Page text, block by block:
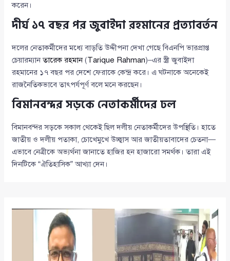
করেন।
দীর্ঘ ১৭ বছর পর জুবাইদা রহমানের প্রত্যাবর্তন
দলের নেতাকর্মীদের মধ্যে বাড়তি উদ্দীপনা দেখা গেছে বিএনপি ভারপ্রাপ্ত
চেয়ারম্যানতারেক রহমান(Tarique Rahman)–এর স্ত্রী জুবাইদা
রহমানের ১৭ বছর পর দেশে ফেরাকে কেন্দ্র করে। এ ঘটনাকে অনেকেই
রাজনৈতিকভাবে তাৎপর্যপূর্ণ বলে মনে করছেন।
বিমানবন্দর সড়কে নেতাকর্মীদের ঢল
বিমানবন্দর সড়কে সকাল থেকেই ছিল দলীয় নেতাকর্মীদের উপস্থিতি। হাতে
জাতীয় ও দলীয় পতাকা, চোখেমুখে উচ্ছ্বাস আর জাতীয়তাবাদের চেতনা—
এভাবে নেত্রীকে অভ্যর্থনা জানাতে হাজির হন হাজারো সমর্থক। তারা এই
দিনটিকে “ঐতিহাসিক” আখ্যা দেন।